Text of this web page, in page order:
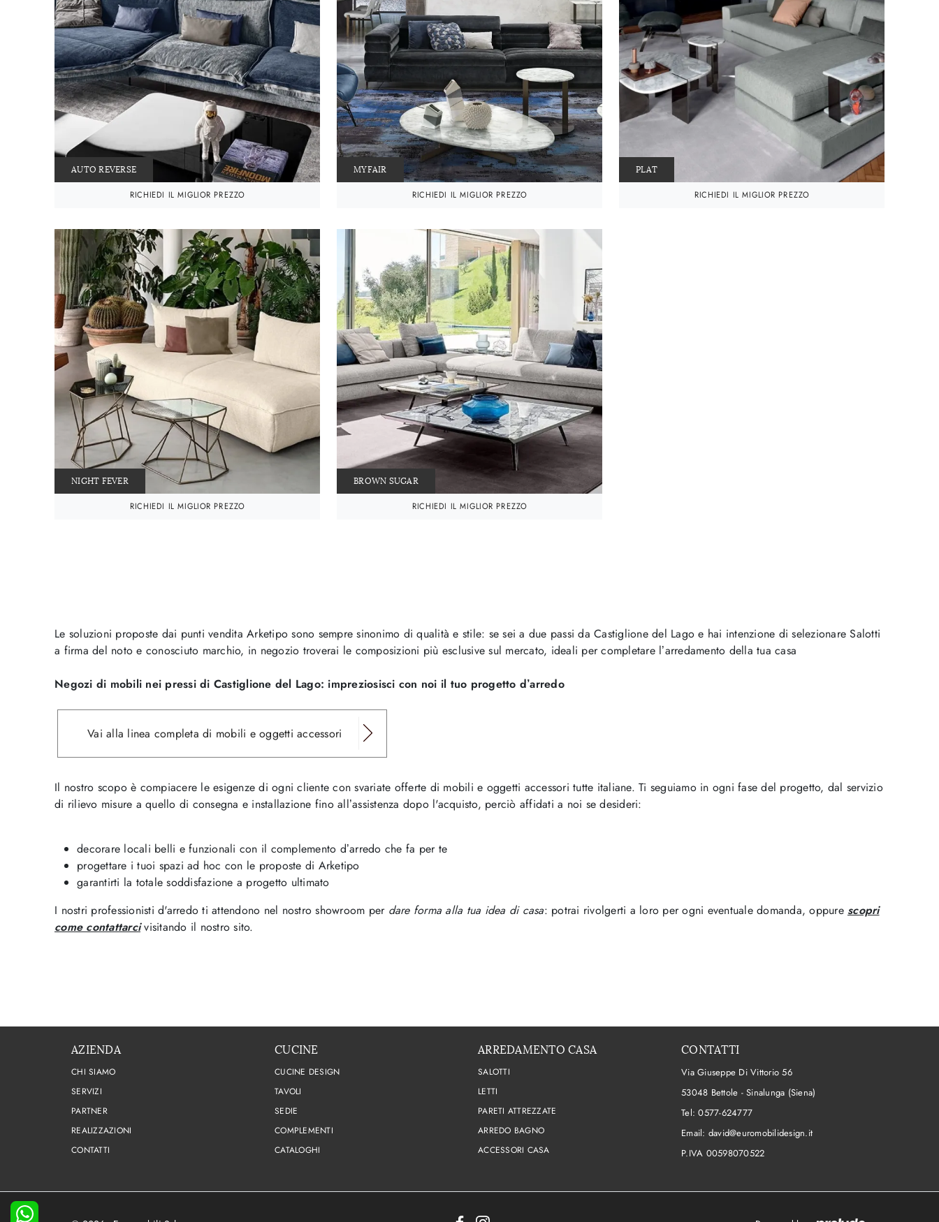
AUTO REVERSE
RICHIEDI IL MIGLIOR PREZZO
MYFAIR
RICHIEDI IL MIGLIOR PREZZO
PLAT
RICHIEDI IL MIGLIOR PREZZO
NIGHT FEVER
RICHIEDI IL MIGLIOR PREZZO
BROWN SUGAR
RICHIEDI IL MIGLIOR PREZZO
Le soluzioni proposte dai punti vendita Arketipo sono sempre sinonimo di qualità e stile: se sei a due passi da Castiglione del Lago e hai intenzione di selezionare Salotti
a firma del noto e conosciuto marchio, in negozio troverai le composizioni più esclusive sul mercato, ideali per completare l’arredamento della tua casa
Negozi di mobili nei pressi di Castiglione del Lago: impreziosisci con noi il tuo progetto d’arredo
Vai alla linea completa di mobili e oggetti accessori
Il nostro scopo è compiacere le esigenze di ogni cliente con svariate offerte di mobili e oggetti accessori tutte italiane. Ti seguiamo in ogni fase del progetto, dal servizio
di rilievo misure a quello di consegna e installazione fino all’assistenza dopo l'acquisto, perciò affidati a noi se desideri:
decorare locali belli e funzionali con il complemento d’arredo che fa per te
progettare i tuoi spazi ad hoc con le proposte di Arketipo
garantirti la totale soddisfazione a progetto ultimato
I nostri professionisti d'arredo ti attendono nel nostro showroom per dare forma alla tua idea di casa: potrai rivolgerti a loro per ogni eventuale domanda, oppure scopri
come contattarcivisitando il nostro sito.
AZIENDA
CHI SIAMO
SERVIZI
PARTNER
REALIZZAZIONI
CONTATTI
CUCINE
CUCINE DESIGN
TAVOLI
SEDIE
COMPLEMENTI
CATALOGHI
ARREDAMENTO CASA
SALOTTI
LETTI
PARETI ATTREZZATE
ARREDO BAGNO
ACCESSORI CASA
CONTATTI
Via Giuseppe Di Vittorio 56
53048 Bettole - Sinalunga (Siena)
Tel:0577-624777
Email: david@euromobilidesign.it
P.IVA 00598070522